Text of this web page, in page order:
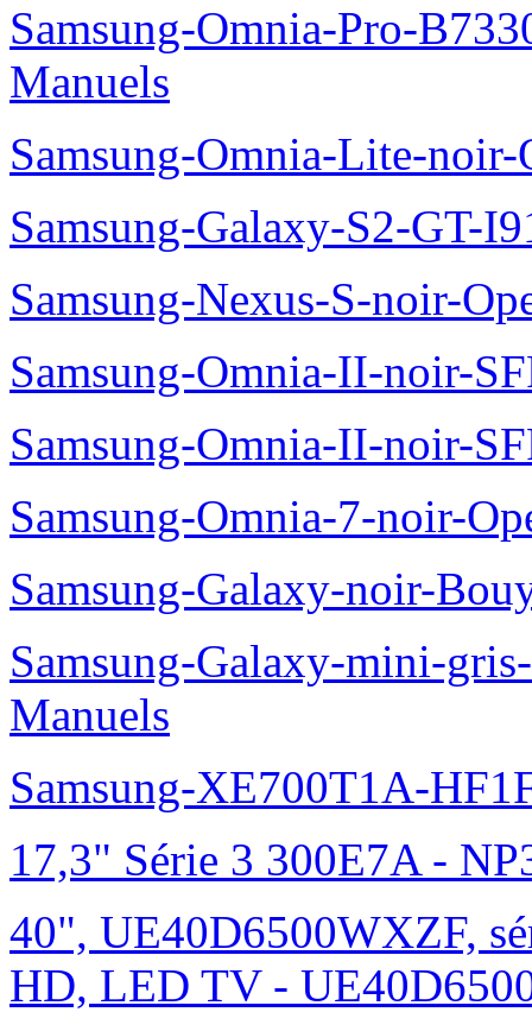
Samsung-Omnia-Pro-
Manuels
Samsung-Omnia-Lite-
Samsung-Galaxy-S2-GT-
Samsung-Nexus-S-noir-
Samsung-Omnia-II-noir-
Samsung-Omnia-II-noir-
Samsung-Omnia-7-noir-
Samsung-Galaxy-noir-
Samsung-Galaxy-mini-
Manuels
Samsung-XE700T1A-
17,3" Série 3 300E7A -
40", UE40D6500WXZF,
HD, LED TV -